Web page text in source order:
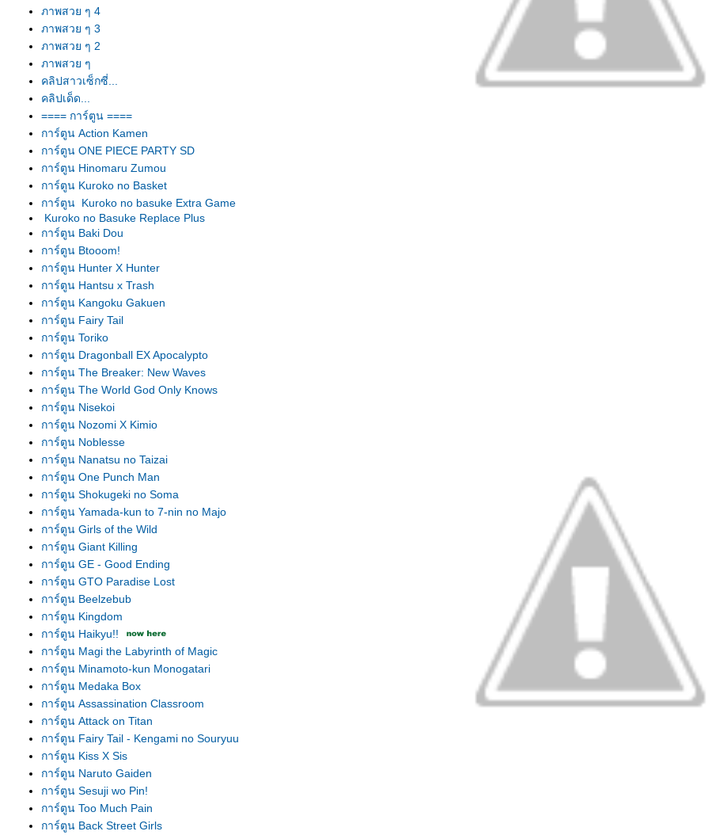
ภาพสวย ๆ 4
ภาพสวย ๆ 3
ภาพสวย ๆ 2
ภาพสวย ๆ
คลิปสาวเซ็กซี่...
คลิปเด็ด...
==== การ์ตูน ====
การ์ตูน Action Kamen
การ์ตูน ONE PIECE PARTY SD
การ์ตูน Hinomaru Zumou
การ์ตูน Kuroko no Basket
การ์ตูน Kuroko no basuke Extra Game
Kuroko no Basuke Replace Plus
การ์ตูน Baki Dou
การ์ตูน Btooom!
การ์ตูน Hunter X Hunter
การ์ตูน Hantsu x Trash
การ์ตูน Kangoku Gakuen
การ์ตูน Fairy Tail
การ์ตูน Toriko
การ์ตูน Dragonball EX Apocalypto
การ์ตูน The Breaker: New Waves
การ์ตูน The World God Only Knows
การ์ตูน Nisekoi
การ์ตูน Nozomi X Kimio
การ์ตูน Noblesse
การ์ตูน Nanatsu no Taizai
การ์ตูน One Punch Man
การ์ตูน Shokugeki no Soma
การ์ตูน Yamada-kun to 7-nin no Majo
การ์ตูน Girls of the Wild
การ์ตูน Giant Killing
การ์ตูน GE - Good Ending
การ์ตูน GTO Paradise Lost
การ์ตูน Beelzebub
การ์ตูน Kingdom
การ์ตูน Haikyu!!
การ์ตูน Magi the Labyrinth of Magic
การ์ตูน Minamoto-kun Monogatari
การ์ตูน Medaka Box
การ์ตูน Assassination Classroom
การ์ตูน Attack on Titan
การ์ตูน Fairy Tail - Kengami no Souryuu
การ์ตูน Kiss X Sis
การ์ตูน Naruto Gaiden
การ์ตูน Sesuji wo Pin!
การ์ตูน Too Much Pain
การ์ตูน Back Street Girls